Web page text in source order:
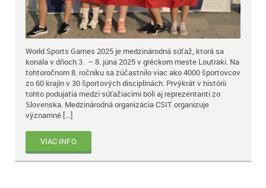
World Sports Games 2025 je medzinárodná súťaž, ktorá sa
konala v dňoch 3. – 8. júna 2025 v gréckom meste Loutraki. Na
tohtoročnom 8. ročníku sa zúčastnilo viac ako 4000 športovcov
zo 60 krajín v 30 športových disciplínách. Prvýkrát v histórii
tohto podujatia medzi súťažiacimi boli aj reprezentanti zo
Slovenska. Medzinárodná organizácia CSIT organizuje
významné […]
VIAC INFO